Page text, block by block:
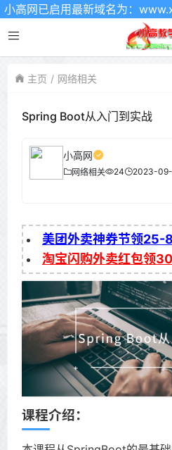
网已启用最新域名为：
主页 网络相关
Spring Boot从入门到实战
小高网
网络相关 24 2023-
美团外卖神券节领25-
淘宝闪购外卖红包领
课程介绍：